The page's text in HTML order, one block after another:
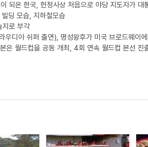
되온 한국, 헌정사상 처음으로 야당 지도자가 대
딩 모습, 지하철모습
지로 부각
우디아 쉬퍼 출연), 명성왕후가 미국 브로드웨이
은 월드컵을 공동 개최, 4회 연속 월드컵 본선 진